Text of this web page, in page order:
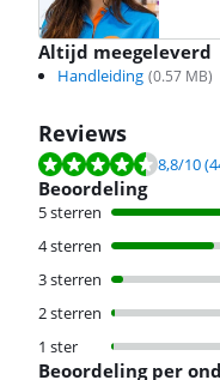
Altijd meegeleverd
Handleiding (0.57 MB)
Reviews
Beoordeling is 8,8 van de 10,
8,8/10
Beoordeling
5 sterren
4 sterren
3 sterren
2 sterren
1 ster
Beoordeling per